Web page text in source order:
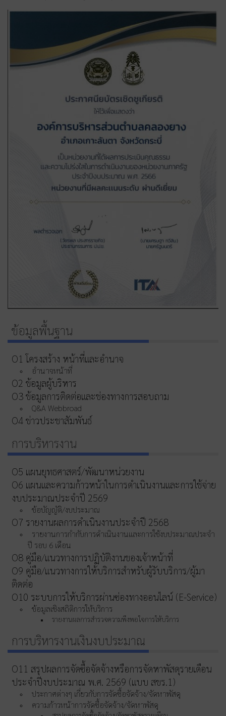
ข้อมูลพื้นฐาน
O1 โครงสร้าง หน้าที่และอำนาจ
อำนาจหน้าที่
O2 ข้อมูลผู้บริหาร
O3 ข้อมูลการติดต่อและช่องทางการสอบถาม
Q&A Webbroad
O4 ข่าวประชาสัมพันธ์
การบริหารงาน
O5 แผนยุทธศาสตร์/พัฒนาหน่วยงาน
O6 แผนและความก้าวหน้าในการดําเนินงานและการใช้จ่าย
งบประมาณประจําปี 2569
ข้อบัญญัติ/งบประมาณ
O7 รายงานผลการดำเนินงานประจำปี 2568
รายงานการกำกับการดำเนินงานและการใช้งบประมาณประจำ
ปี รอบ 6 เดือน
O8 คู่มือ/แนวทางการปฏิบัติงานของเจ้าหน้าที่
O9 คู่มือ/แนวทางการให้บริการสำหรับผู้รับบริการ/ผู้มา
ติดต่อ
O10 ระบบการให้บริการผ่านซ่องทางออนไลน์ (E-Service)
ข้อมูลเชิงสถิติการให้บริการ
รายงานผลการสำรวจความพึงพอใจการให้บริการ
การบริหารงานเงินงบประมาณ
O11 สรุปผลการจัดซื้อจัดจ้างหรือการจัดหาพัสดุรายเดือน
ประจำปีงบประมาณ พ.ศ. 2569 (แบบ สขร.1)
ประกาศต่างๆ เกี่ยวกับการจัดซื้อจัดจ้าง/จัดหาพัสดุ
ความก้าวหน้าการจัดซื้อจัดจ้าง/จัดหาพัสดุ